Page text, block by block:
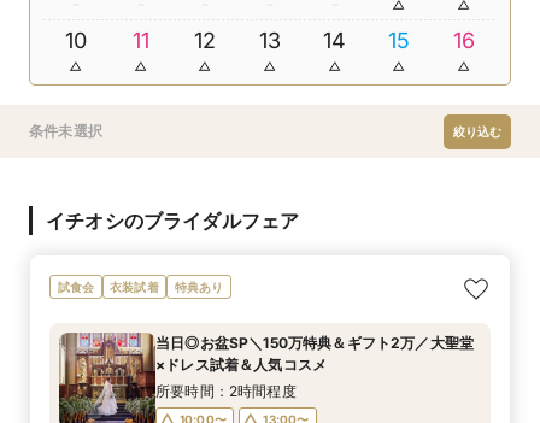
10 11 12 13 14 15 16
条件未選択 絞り込む
イチオシのブライダルフェア
試食会 衣装試着 特典あり
当日◎お盆SP＼150万特典＆ギフト2万／大聖堂
×ドレス試着＆人気コスメ
所要時間：2時間程度
10:00〜
13:00〜